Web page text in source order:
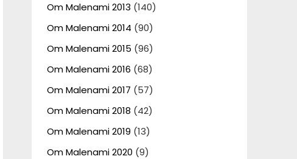
Om Malenami 2013 (140)
Om Malenami 2014 (90)
Om Malenami 2015 (96)
Om Malenami 2016 (68)
Om Malenami 2017 (57)
Om Malenami 2018 (42)
Om Malenami 2019 (13)
Om Malenami 2020 (9)